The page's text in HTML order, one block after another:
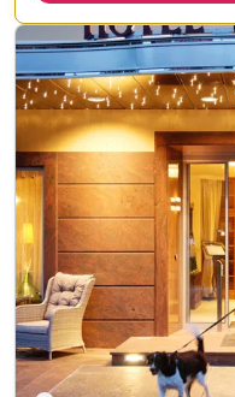
3 x 5-Gang Wahlmenü
inkl.